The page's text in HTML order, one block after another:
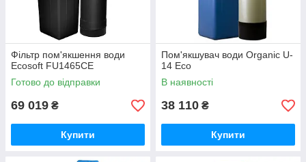
Фільтр пом'якшення води
Ecosoft FU1465CE
Готово до відправки
69 019 ₴
Купити
Пом'якшувач води Organic U-
14 Eco
В наявності
38 110 ₴
Купити